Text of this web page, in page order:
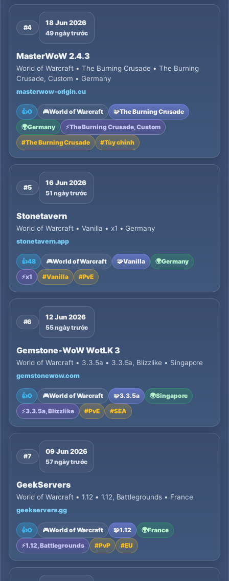
#4
18 Jun 2026
49 ngày trước
MasterWoW 2.4.3
World of Warcraft • The Burning Crusade • The Burning
Crusade, Custom • Germany
masterwow-origin.eu
👍0 🎮World of Warcraft 🧩The Burning Crusade
🌍Germany ⚡The Burning Crusade, Custom
#The Burning Crusade #Tùy chỉnh
#5
16 Jun 2026
51 ngày trước
Stonetavern
World of Warcraft • Vanilla • x1 • Germany
stonetavern.app
👍48 🎮World of Warcraft 🧩Vanilla 🌍Germany
⚡x1 #Vanilla #PvE
#6
12 Jun 2026
55 ngày trước
Gemstone-WoW WotLK 3
World of Warcraft • 3.3.5a • 3.3.5a, Blizzlike • Singapore
gemstonewow.com
👍0 🎮World of Warcraft 🧩3.3.5a 🌍Singapore
⚡3.3.5a, Blizzlike #PvE #SEA
#7
09 Jun 2026
57 ngày trước
GeekServers
World of Warcraft • 1.12 • 1.12, Battlegrounds • France
geekservers.gg
👍0 🎮World of Warcraft 🧩1.12 🌍France
⚡1.12, Battlegrounds #PvP #EU